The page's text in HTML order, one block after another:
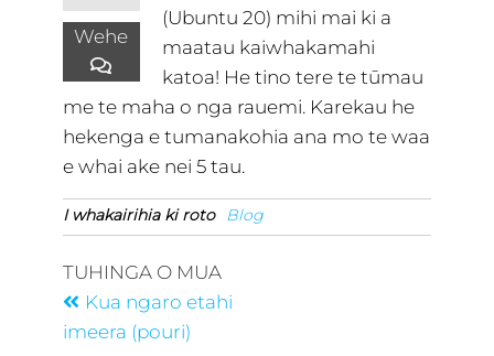
Wehe
(Ubuntu 20) mihi mai ki a
maatau kaiwhakamahi
katoa! He tino tere te tūmau
me te maha o nga rauemi. Karekau he
hekenga e tumanakohia ana mo te waa
e whai ake nei 5 tau.
I whakairihia ki roto Blog
TUHINGA O MUA
Kua ngaro etahi
imeera (pouri)